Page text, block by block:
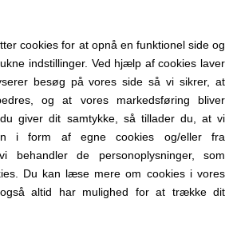
cookies for at opnå en funktionel side og
indstillinger. Ved hjælp af cookies laver
besøg på vores side så vi sikrer, at
og at vores markedsføring bliver
giver dit samtykke, så tillader du, at vi
i form af egne cookies og/eller fra
behandler de personoplysninger, som
Du kan læse mere om cookies i vores
altid har mulighed for at trække dit
OGSÅ
I FØLGENDE